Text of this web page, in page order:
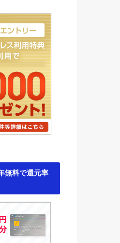
無料で還元率